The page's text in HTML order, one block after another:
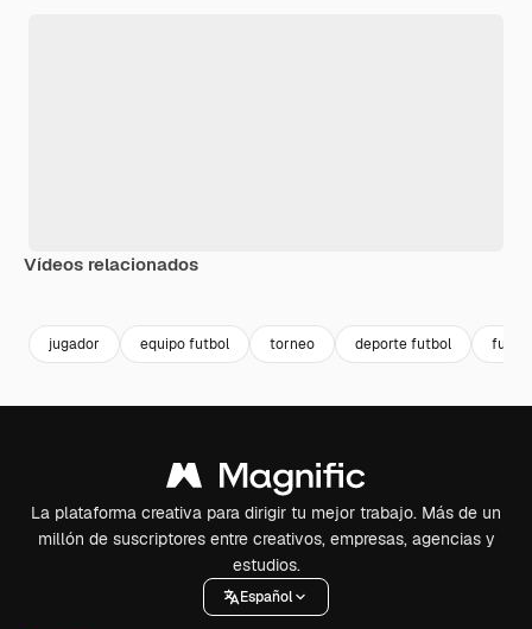
Vídeos relacionados
jugador equipo futbol torneo deporte futbol
La plataforma creativa para dirigir tu mejor trabajo. Más de un
millón de suscriptores entre creativos, empresas, agencias y
estudios.
Español